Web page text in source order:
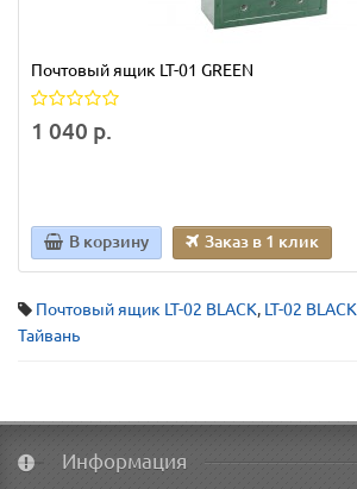
Почтовый ящик LT-01 GREEN
1 040 р.
В корзину Заказ в 1 клик
Почтовый ящик LT-02 BLACK, LT-02 BLACK
Тайвань
Информация